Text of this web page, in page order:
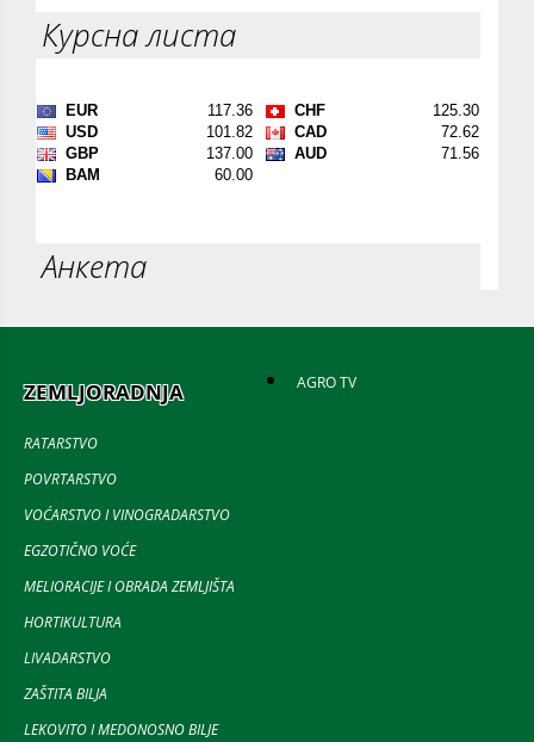
Курсна листа
Анкета
ZEMLJORADNJA
RATARSTVO
POVRTARSTVO
VOĆARSTVO I VINOGRADARSTVO
EGZOTIČNO VOĆE
MELIORACIJE I OBRADA ZEMLJIŠTA
HORTIKULTURA
LIVADARSTVO
ZAŠTITA BILJA
LEKOVITO I MEDONOSNO BILJE
AGRO TV